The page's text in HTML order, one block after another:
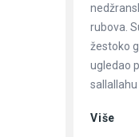
rubova.
žestoko
ugledao
sallallahu
Više